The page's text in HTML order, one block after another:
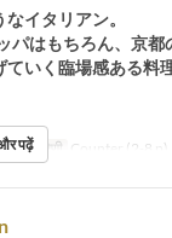
イタリアン。
はもちろん、京都
いく臨場感ある料
की श्रेणी Counter (2-8 p)
पढ़ें